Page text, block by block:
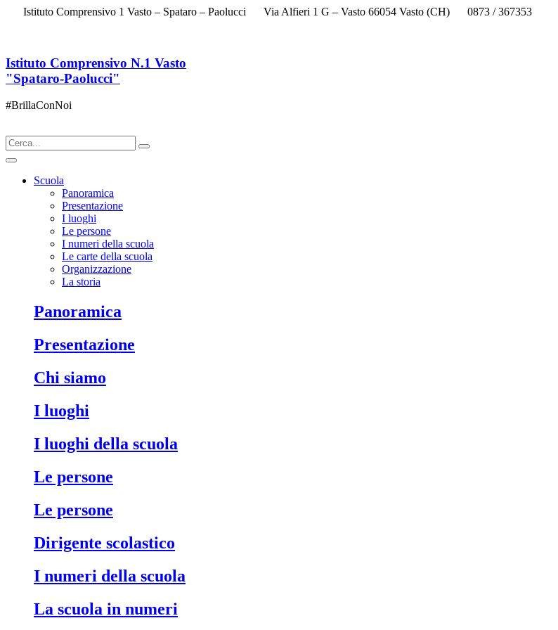
Istituto Comprensivo 1 Vasto – Spataro – Paolucci Via Alfieri 1 G – Vasto 66054 Vasto (CH) 0873 / 367353
Istituto Comprensivo N.1 Vasto
"Spataro-Paolucci"
#BrillaConNoi
Scuola
Panoramica
Presentazione
I luoghi
Le persone
I numeri della scuola
Le carte della scuola
Organizzazione
La storia
Panoramica
Presentazione
Chi siamo
I luoghi
I luoghi della scuola
Le persone
Le persone
Dirigente scolastico
I numeri della scuola
La scuola in numeri